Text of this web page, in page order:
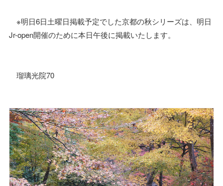
※明日6日土曜日掲載予定でした京都の秋シリーズは、明日
Jr-open開催のために本日午後に掲載いたします。
瑠璃光院70